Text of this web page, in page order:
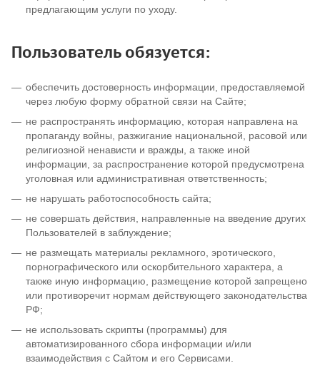
предлагающим услуги по уходу.
Пользователь обязуется:
обеспечить достоверность информации, предоставляемой
через любую форму обратной связи на Сайте;
не распространять информацию, которая направлена на
пропаганду войны, разжигание национальной, расовой или
религиозной ненависти и вражды, а также иной
информации, за распространение которой предусмотрена
уголовная или административная ответственность;
не нарушать работоспособность сайта;
не совершать действия, направленные на введение других
Пользователей в заблуждение;
не размещать материалы рекламного, эротического,
порнографического или оскорбительного характера, а
также иную информацию, размещение которой запрещено
или противоречит нормам действующего законодательства
РФ;
не использовать скрипты (программы) для
автоматизированного сбора информации и/или
взаимодействия с Сайтом и его Сервисами.